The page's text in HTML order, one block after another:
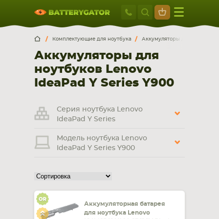
Москва
+7 495 414
Москва Санкт-Петербург
г. Москва, ул. Ткацкая, 5с3 (м. Семеновская)
5 мин. ходьбы от ст.м. “Семеновская”
+7 495 414 28 59
9:00-21:00
смартфона, планшета
Комплектующие для ноутбука Аккумуляторы для ноутбуков
Аккумуляторы для
ноутбуков Lenovo
IdeaPad Y Series Y900
Серия ноутбука Lenovo
IdeaPad Y Series
Модель ноутбука Lenovo
IdeaPad Y Series Y900
Аккумуляторная батарея
для ноутбука Lenovo